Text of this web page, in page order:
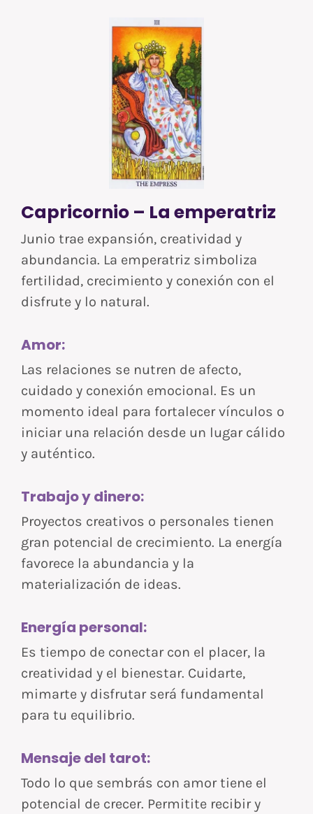
Capricornio – La emperatriz
Junio trae expansión, creatividad y
abundancia. La emperatriz simboliza
fertilidad, crecimiento y conexión con el
disfrute y lo natural.
Amor:
Las relaciones se nutren de afecto,
cuidado y conexión emocional. Es un
momento ideal para fortalecer vínculos o
iniciar una relación desde un lugar cálido
y auténtico.
Trabajo y dinero:
Proyectos creativos o personales tienen
gran potencial de crecimiento. La energía
favorece la abundancia y la
materialización de ideas.
Energía personal:
Es tiempo de conectar con el placer, la
creatividad y el bienestar. Cuidarte,
mimarte y disfrutar será fundamental
para tu equilibrio.
Mensaje del tarot:
Todo lo que sembrás con amor tiene el
potencial de crecer. Permitite recibir y